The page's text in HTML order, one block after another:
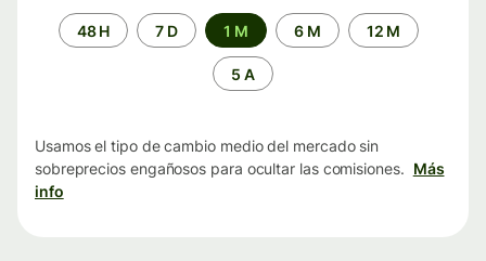
Periodo48 H 7 D 1 M 6 M 12 M
5 A
Usamos el tipo de cambio medio del mercado sin
sobreprecios engañosos para ocultar las comisiones. Más
info